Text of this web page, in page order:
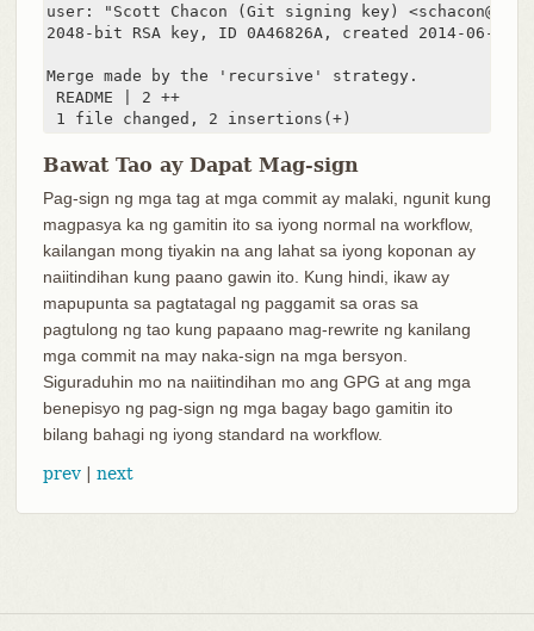
user: "Scott Chacon (Git signing key)
2048-bit RSA key, ID 0A46826A, created 2014-06-04
Merge made by the 'recursive' strategy.
README | 2 ++
1 file changed, 2 insertions(+)
Bawat Tao ay Dapat Mag-sign
Pag-sign ng mga tag at mga commit ay malaki, ngunit kung
magpasya ka ng gamitin ito sa iyong normal na workflow,
kailangan mong tiyakin na ang lahat sa iyong koponan ay
naiitindihan kung paano gawin ito. Kung hindi, ikaw ay
mapupunta sa pagtatagal ng paggamit sa oras sa
pagtulong ng tao kung papaano mag-rewrite ng kanilang
mga commit na may naka-sign na mga bersyon.
Siguraduhin mo na naiitindihan mo ang GPG at ang mga
benepisyo ng pag-sign ng mga bagay bago gamitin ito
bilang bahagi ng iyong standard na workflow.
prev| next